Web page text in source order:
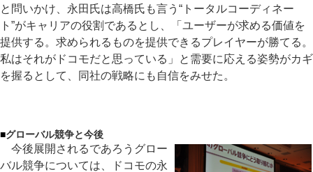
と問いかけ、永田氏は高橋氏も言う“トータルコーディネー
ト”がキャリアの役割であるとし、「ユーザーが求める価値を
提供する。求められるものを提供できるプレイヤーが勝てる。
私はそれがドコモだと思っている」と需要に応える姿勢がカギ
を握るとして、同社の戦略にも自信をみせた。
■グローバル競争と今後
今後展開されるであろうグロー
バル競争については、ドコモの永